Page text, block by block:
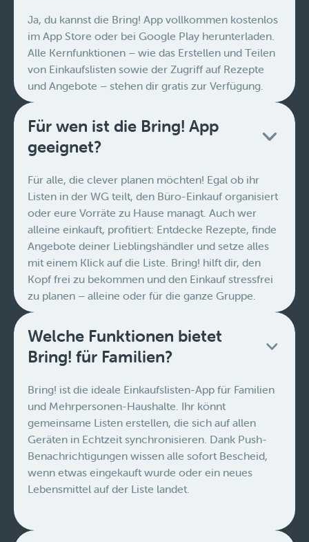
Ja, du kannst die Bring! App vollkommen kostenlos
im App Store oder bei Google Play herunterladen.
Alle Kernfunktionen – wie das Erstellen und Teilen
von Einkaufslisten sowie der Zugriff auf Rezepte
und Angebote – stehen dir gratis zur Verfügung.
Für wen ist die Bring! App
geeignet?
Für alle, die clever planen möchten! Egal ob ihr
Listen in der WG teilt, den Büro-Einkauf organisiert
oder eure Vorräte zu Hause managt. Auch wer
alleine einkauft, profitiert: Entdecke Rezepte, finde
Angebote deiner Lieblingshändler und setze alles
mit einem Klick auf die Liste. Bring! hilft dir, den
Kopf frei zu bekommen und den Einkauf stressfrei
zu planen – alleine oder für die ganze Gruppe.
Welche Funktionen bietet
Bring! für Familien?
Bring! ist die ideale Einkaufslisten-App für Familien
und Mehrpersonen-Haushalte. Ihr könnt
gemeinsame Listen erstellen, die sich auf allen
Geräten in Echtzeit synchronisieren. Dank Push-
Benachrichtigungen wissen alle sofort Bescheid,
wenn etwas eingekauft wurde oder ein neues
Lebensmittel auf der Liste landet.